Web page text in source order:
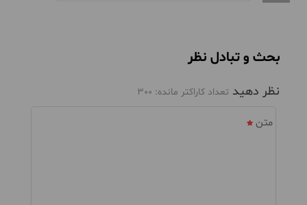
بحث و تبادل نظر
نظر دهید تعداد کاراکتر مانده: 300
متن